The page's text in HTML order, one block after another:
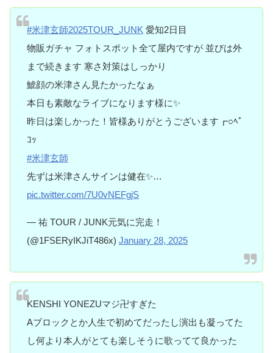
#米津玄師2025TOUR_JUNK 愛知2日目
物販ガチャ フォトスポット全て屋内ですが 並びは外
まで続きます 寒さ対策はしっかり
鯱顔の米津さん見たかったなぁ
本日も素敵なライブになります様に✨
昨日は楽しかった！皆様ありがとうございます┏○ﾍﾟ
ｺｯ
#米津玄師
先ずは米津さんサインは健在✨️…
pic.twitter.com/7U0vNEFgjS
— 祐 ‎TOUR / JUNK元気に完走！
(@1FSERyIKJiT486x) January 28, 2025
KENSHI YONEZUマジ卍すぎた
Aブロックとか人生で初めてだったし演出も凝ってた
し何より本人がとても楽しそうに歌ってて良かった